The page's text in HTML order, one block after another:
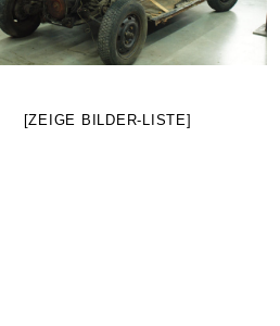
[ZEIGE BILDER-LISTE]